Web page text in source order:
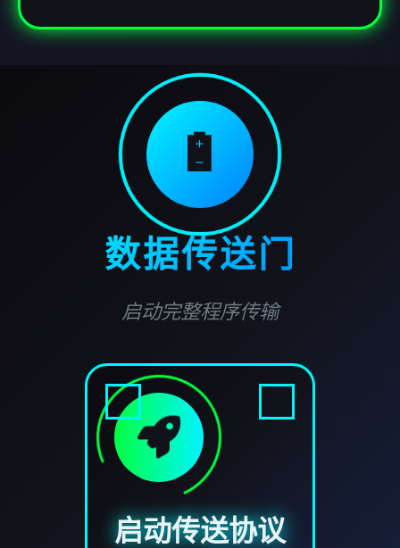
🔋
数据传送门
启动完整程序传输
启动传送协议